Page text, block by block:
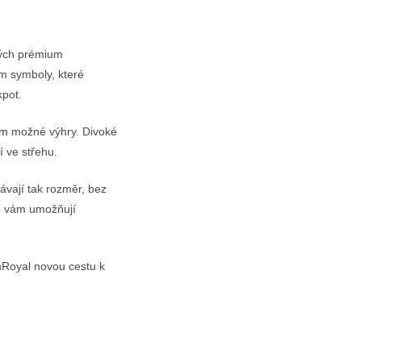
prémium
symboly, které
možné výhry. Divoké
střehu.
tak rozměr, bez
vám umožňují
novou cestu k